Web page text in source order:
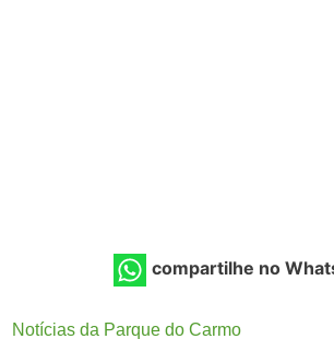
compartilhe no
Notícias da Parque do Carmo